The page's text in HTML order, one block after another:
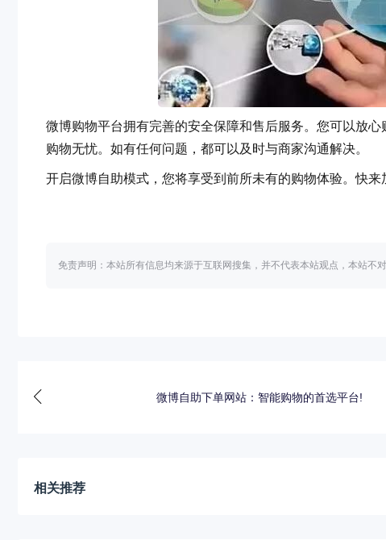
微博购物平台拥有完善的安全保障和售后服务。您可以放心
购物无忧。如有任何问题，都可以及时与商家沟通解决。
开启微博自助模式，您将享受到前所未有的购物体验。快来
免责声明：本站所有信息均来源于互联网搜集，并不代表本站观点，本站不
微博自助下单网站：智能购物的首选平台!
相关推荐